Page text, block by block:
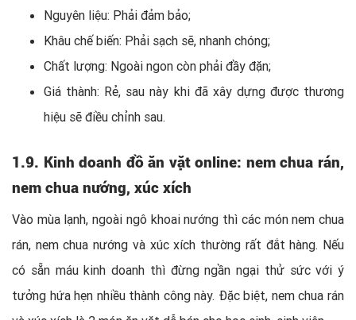
Nguyên liệu: Phải đảm bảo;
Khâu chế biến: Phải sạch sẽ, nhanh chóng;
Chất lượng: Ngoài ngon còn phải đầy đặn;
Giá thành: Rẻ, sau này khi đã xây dựng được thương
hiệu sẽ điều chỉnh sau.
1.9. Kinh doanh đồ ăn vặt online: nem chua rán,
nem chua nướng, xúc xích
Vào mùa lạnh, ngoài ngô khoai nướng thì các món nem chua
rán, nem chua nướng và xúc xích thường rất đắt hàng. Nếu
có sẵn máu kinh doanh thì đừng ngần ngại thử sức với ý
tưởng hứa hẹn nhiều thành công này. Đặc biệt, nem chua rán